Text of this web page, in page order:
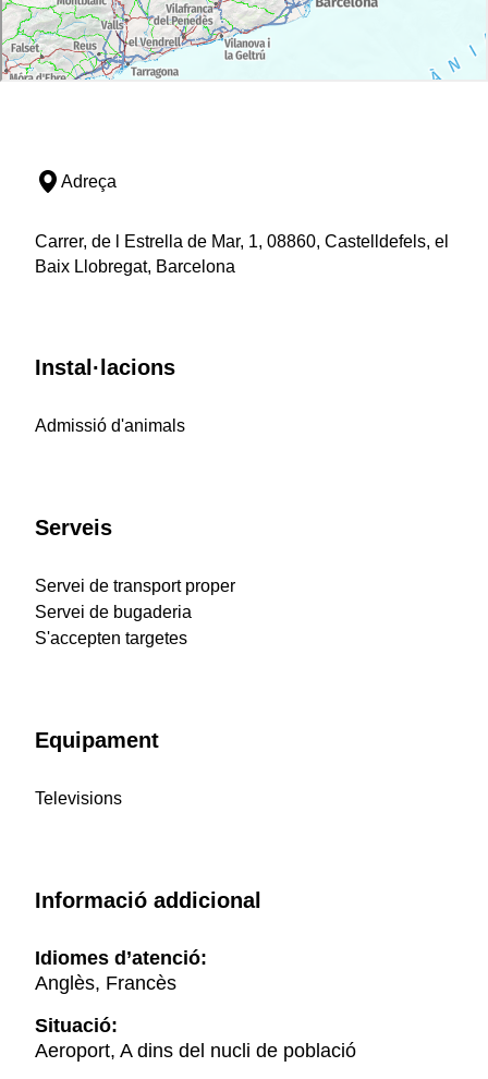
Adreça
Carrer, de l Estrella de Mar, 1, 08860, Castelldefels, el
Baix Llobregat, Barcelona
Instal·lacions
Admissió d'animals
Serveis
Servei de transport proper
Servei de bugaderia
S'accepten targetes
Equipament
Televisions
Informació addicional
Idiomes d’atenció:
Anglès, Francès
Situació:
Aeroport, A dins del nucli de població